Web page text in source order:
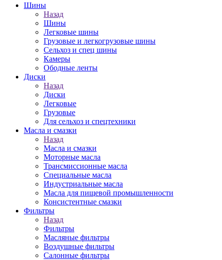
Шины
Назад
Шины
Легковые шины
Грузовые и легкогрузовые шины
Сельхоз и спец шины
Камеры
Ободные ленты
Диски
Назад
Диски
Легковые
Грузовые
Для сельхоз и спецтехники
Масла и смазки
Назад
Масла и смазки
Моторные масла
Трансмиссионные масла
Специальные масла
Индустриальные масла
Масла для пищевой промышленности
Консистентные смазки
Фильтры
Назад
Фильтры
Масляные фильтры
Воздушные фильтры
Салонные фильтры